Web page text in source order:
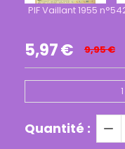
PIF Vaillant 1955
5,97€ 9,95€
1
Quantité :